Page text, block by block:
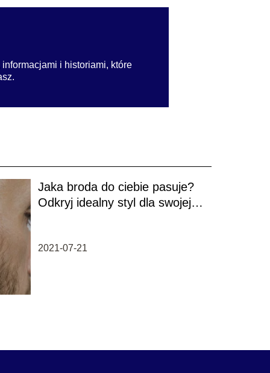
i historiami, które
Jaka broda do ciebie pasuje?
Odkryj idealny styl dla swojej
2021-07-21